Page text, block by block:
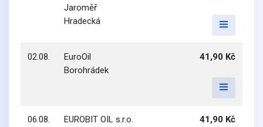
Jaroměř
Hradecká
02.08.
EuroOil
Borohrádek
41,90 Kč
06.08.
EUROBIT OIL s.r.o.
41,90 Kč